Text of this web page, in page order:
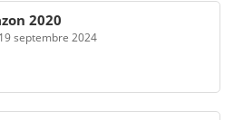
2020
19 septembre 2024